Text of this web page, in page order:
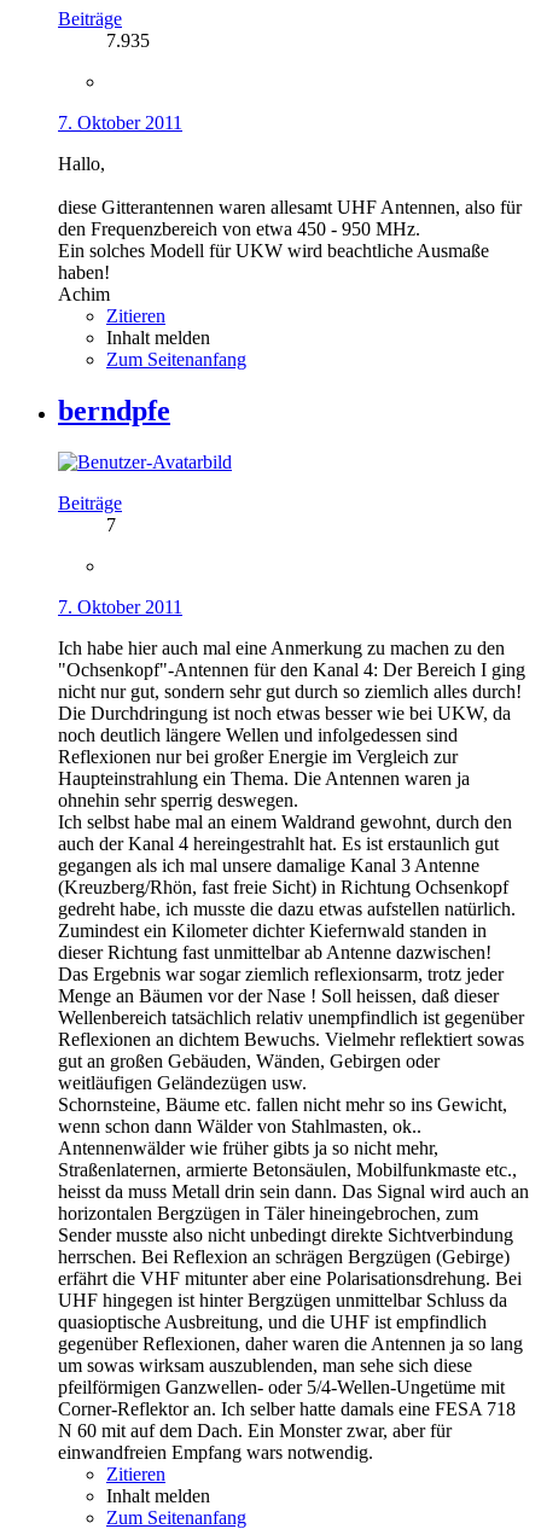
Beiträge
7.935
7. Oktober 2011
Hallo,
diese Gitterantennen waren allesamt UHF Antennen, also für
den Frequenzbereich von etwa 450 - 950 MHz.
Ein solches Modell für UKW wird beachtliche Ausmaße
haben!
Achim
Zitieren
Inhalt melden
Zum Seitenanfang
berndpfe
Beiträge
7
7. Oktober 2011
Ich habe hier auch mal eine Anmerkung zu machen zu den
"Ochsenkopf"-Antennen für den Kanal 4: Der Bereich I ging
nicht nur gut, sondern sehr gut durch so ziemlich alles durch!
Die Durchdringung ist noch etwas besser wie bei UKW, da
noch deutlich längere Wellen und infolgedessen sind
Reflexionen nur bei großer Energie im Vergleich zur
Haupteinstrahlung ein Thema. Die Antennen waren ja
ohnehin sehr sperrig deswegen.
Ich selbst habe mal an einem Waldrand gewohnt, durch den
auch der Kanal 4 hereingestrahlt hat. Es ist erstaunlich gut
gegangen als ich mal unsere damalige Kanal 3 Antenne
(Kreuzberg/Rhön, fast freie Sicht) in Richtung Ochsenkopf
gedreht habe, ich musste die dazu etwas aufstellen natürlich.
Zumindest ein Kilometer dichter Kiefernwald standen in
dieser Richtung fast unmittelbar ab Antenne dazwischen!
Das Ergebnis war sogar ziemlich reflexionsarm, trotz jeder
Menge an Bäumen vor der Nase ! Soll heissen, daß dieser
Wellenbereich tatsächlich relativ unempfindlich ist gegenüber
Reflexionen an dichtem Bewuchs. Vielmehr reflektiert sowas
gut an großen Gebäuden, Wänden, Gebirgen oder
weitläufigen Geländezügen usw.
Schornsteine, Bäume etc. fallen nicht mehr so ins Gewicht,
wenn schon dann Wälder von Stahlmasten, ok..
Antennenwälder wie früher gibts ja so nicht mehr,
Straßenlaternen, armierte Betonsäulen, Mobilfunkmaste etc.,
heisst da muss Metall drin sein dann. Das Signal wird auch an
horizontalen Bergzügen in Täler hineingebrochen, zum
Sender musste also nicht unbedingt direkte Sichtverbindung
herrschen. Bei Reflexion an schrägen Bergzügen (Gebirge)
erfährt die VHF mitunter aber eine Polarisationsdrehung. Bei
UHF hingegen ist hinter Bergzügen unmittelbar Schluss da
quasioptische Ausbreitung, und die UHF ist empfindlich
gegenüber Reflexionen, daher waren die Antennen ja so lang
um sowas wirksam auszublenden, man sehe sich diese
pfeilförmigen Ganzwellen- oder 5/4-Wellen-Ungetüme mit
Corner-Reflektor an. Ich selber hatte damals eine FESA 718
N 60 mit auf dem Dach. Ein Monster zwar, aber für
einwandfreien Empfang wars notwendig.
Zitieren
Inhalt melden
Zum Seitenanfang